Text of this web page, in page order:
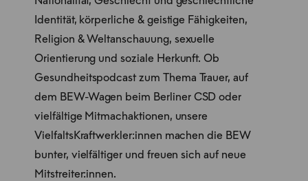
Identität, körperliche & geistige Fähigkeiten,
Religion & Weltanschauung, sexuelle
Orientierung und soziale Herkunft. Ob
Gesundheitspodcast zum Thema Trauer, auf
dem BEW-Wagen beim Berliner CSD oder
vielfältige Mitmachaktionen, unsere
VielfaltsKraftwerkler:innen machen die BEW
bunter, vielfältiger und freuen sich auf neue
Mitstreiter:innen.